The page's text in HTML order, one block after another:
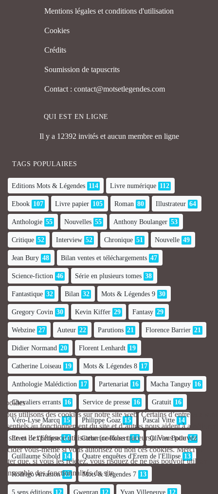
Mentions légales et conditions d'utilisation
Cookies
Crédits
Soumission de tapuscrits
Contact : contact@motsetlegendes.com
QUI EST EN LIGNE
Il y a 12392 invités et aucun membre en ligne
TAGS POPULAIRES
Editions Mots & Légendes 114 Livre numérique 112
Ebook 107 Livre papier 105 Roman 80 Illustrateur 64
Anthologie 55 Nouvelles 55 Anthony Boulanger 53
Critique 52 Interview 52 Chronique 51 Nouvelle 49
Jean Bury 48 Bilan ventes et téléchargements 47
Science-fiction 46 Série en plusieurs tomes 38
Fantastique 32 Bilan 32 Mots & Légendes 9 30
Gregory Covin 30 Kevin Kiffer 29 Fantasy 29
Webzine 27 Auteur 22 Parutions 21 Florence Barrier 21
Didier Normand 20 Florent Lenhardt 19
Catherine Loiseau 19 Mots & Légendes 8 17
Anthologie Malédiction 17 Partenariat 16 Macha Tanguy 16
Chevaliers errants 16 Service de presse 16 Gratuit 16
Véro-Lyse Marcq 15 Philippe Goaz 15 Pascal Vitte 14
Erem de l'Ellipse 14 Catherine Robert 14 Olivier Boile 14
Guillaume Sibold 14 Quatre enquêtes d'Erem de l'Ellipse 13
Rodrigo Arramon 13 Mots & Légendes 7 13
5 sens éditions 12 Gwenran 12 Yvan Villeneuve 12
Cookies
Nous utilisons des cookies sur notre site web. Certains d’entre eux sont
essentiels au fonctionnement du site et d’autres nous aident à améliorer
ce site et l’expérience utilisateur (cookies traceurs). Vous pouvez
décider vous-même si vous autorisez ou non ces cookies. Merci de
noter que, si vous les rejetez, vous risquez de ne pas pouvoir utiliser
l’ensemble des fonctionnalités du site.